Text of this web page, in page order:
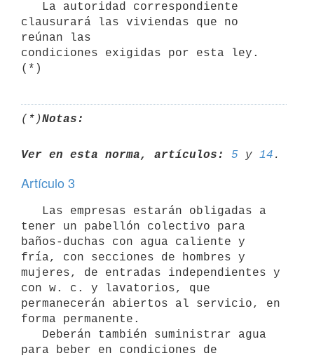
clausurará las viviendas que no
reúnan las
condiciones exigidas por esta ley.
(*)
(*)Notas:
Ver en esta norma, artículos: 5 y 14
Artículo 3
tener un pabellón colectivo para
baños-duchas con agua caliente y
fría, con secciones de hombres y
mujeres, de entradas independientes y
con w. c. y lavatorios, que
permanecerán abiertos al servicio, en
forma permanente.
para beber en condiciones de